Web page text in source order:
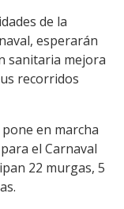
de la
esperarán
sanitaria mejora
recorridos
en marcha
el Carnaval
22 murgas, 5